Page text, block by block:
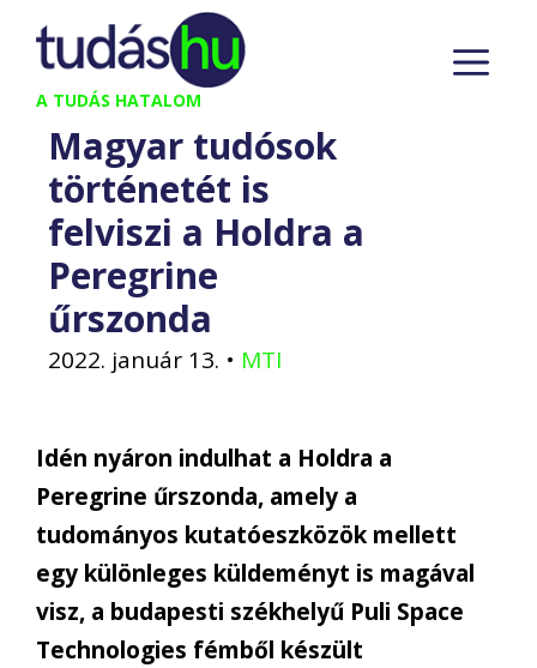
Kilépés
tartalomba
A TUDÁS HATALOM
Magyar tudósok
történetét is
felviszi a Holdra a
Peregrine
űrszonda
2022. január 13. • MTI
Idén nyáron indulhat a Holdra a
Peregrine űrszonda, amely a
tudományos kutatóeszközök mellett
egy különleges küldeményt is magával
visz, a budapesti székhelyű Puli Space
Technologies fémből készült